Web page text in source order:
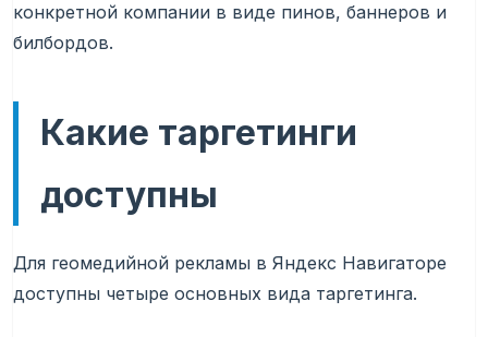
конкретной компании в виде пинов, баннеров и
билбордов.
Какие таргетинги
доступны
Для геомедийной рекламы в Яндекс Навигаторе
доступны четыре основных вида таргетинга.